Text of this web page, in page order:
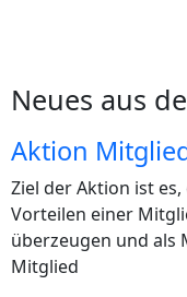
Neues aus
Aktion
Ziel der Aktion ist
Vorteilen einer
überzeugen und als
Mitglied